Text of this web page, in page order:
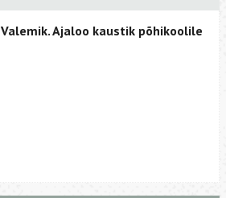
Valemik. Ajaloo kaustik põhikoolile